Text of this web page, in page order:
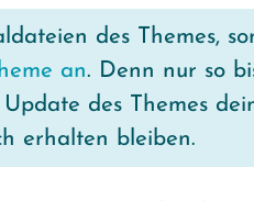
des Themes,
an. Denn nur so
des Themes
erhalten bleiben.